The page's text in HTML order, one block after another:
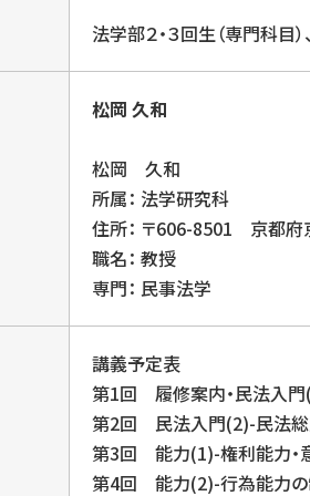
法学部２・３回生（専門科目
松岡 久和
松岡 久和
所属： 法学研究科
住所： 〒606-8501 京都
職名： 教授
専門： 民事法学
講義予定表
第1回 履修案内・民法入
第2回 民法入門(2)-民法総
第3回 能力(1)-権利能力・
第4回 能力(2)-行為能力の